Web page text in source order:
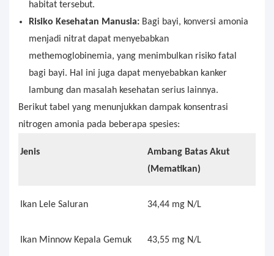
habitat tersebut.
Risiko Kesehatan Manusia: Bagi bayi, konversi amonia
menjadi nitrat dapat menyebabkan
methemoglobinemia, yang menimbulkan risiko fatal
bagi bayi. Hal ini juga dapat menyebabkan kanker
lambung dan masalah kesehatan serius lainnya.
Berikut tabel yang menunjukkan dampak konsentrasi
nitrogen amonia pada beberapa spesies:
Jenis
Ambang Batas Akut
(Mematikan)
Ikan Lele Saluran 34,44 mg N/L
Ikan Minnow Kepala Gemuk 43,55 mg N/L